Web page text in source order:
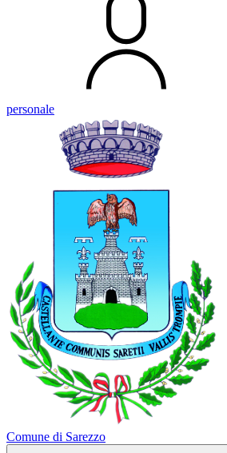
personale
Comune di Sarezzo